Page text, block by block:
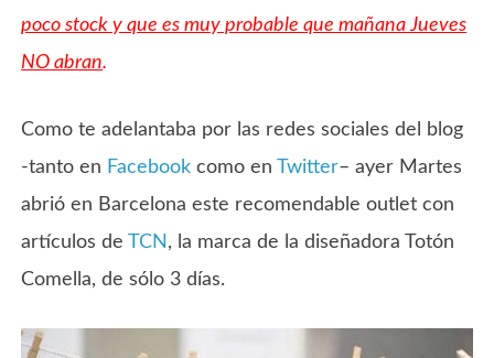
poco stock y que es muy probable que mañana Jueves
NO abran.
Como te adelantaba por las redes sociales del blog
-tanto en Facebook como enTwitter– ayer Martes
abrió en Barcelona este recomendable outlet con
artículos deTCN , la marca de la diseñadora Totón
Comella, de sólo 3 días.